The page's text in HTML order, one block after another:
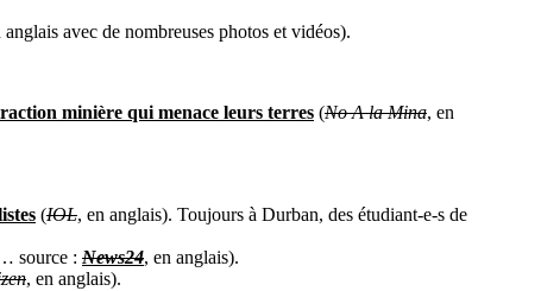
anglais avec de nombreuses photos et vidéos).
minière qui menace leurs terres (No A la Mina, en
(IOL, en anglais). Toujours à Durban, des étudiant-e-s de
source : News24, en anglais).
, en anglais).